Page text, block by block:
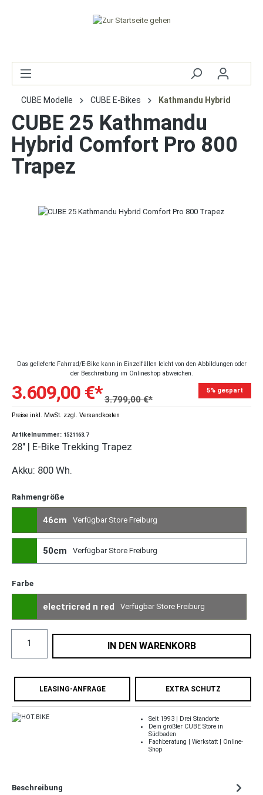
CUBE Modelle CUBE E-Bikes Kathmandu Hybrid
CUBE 25 Kathmandu
Hybrid Comfort Pro 800
Trapez
Das gelieferte Fahrrad/E-Bike kann in Einzelfällen leicht von den Abbildungen oder
der Beschreibung im Onlineshop abweichen.
3.609,00 €*3.799,00 €*
5% gespart
Preise inkl. MwSt. zzgl. Versandkosten
Artikelnummer: 1521163.7
28" | E-Bike Trekking Trapez
Akku: 800 Wh.
Rahmengröße
46cm Verfügbar Store Freiburg
50cm Verfügbar Store Freiburg
Farbe
electricred n red Verfügbar Store Freiburg
IN DEN WARENKORB
LEASING-ANFRAGE EXTRA SCHUTZ
Seit 1993 | Drei Standorte
Dein größter CUBE Store in
Südbaden
Fachberatung | Werkstatt | Online-
Shop
Beschreibung